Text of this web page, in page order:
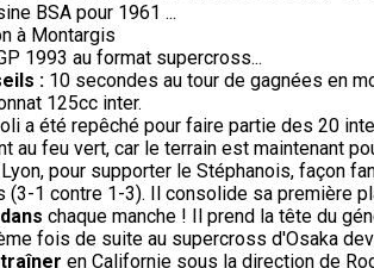
BSA pour 1961 ...
à Montargis
1993 au format supercross...
: 10 secondes au tour de gagnées en
125cc inter.
a été repêché pour faire partie des 20
au feu vert, car le terrain est maintenant
pour supporter le Stéphanois, façon
(3-1 contre 1-3). Il consolide sa première
chaque manche ! Il prend la tête du
fois de suite au supercross d'Osaka
en Californie sous la direction de